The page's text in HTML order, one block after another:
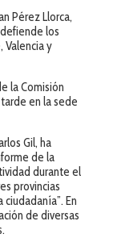
Pérez Llorca,
los
Valencia y
la Comisión
en la sede
Gil, ha
de la
durante el
provincias
En
de diversas